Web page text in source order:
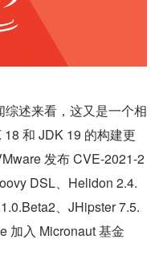
综述来看，这又是一个相
和 JDK 19 的构建更
发布 CVE-2021-2
DSL、Helidon 2.4.
、JHipster 7.5.
加入 Micronaut 基金